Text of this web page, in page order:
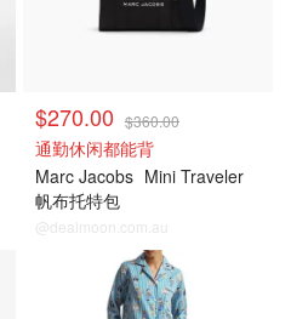
$270.00 $360.00
通勤休闲都能背
Marc Jacobs Mini Traveler
帆布托特包
@dealmoon.com.au
David Jones